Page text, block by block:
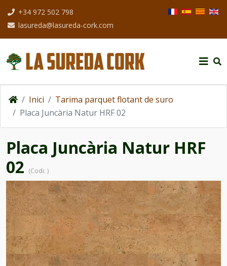
+34 972 502 798
lasureda@lasureda-cork.com
Seleccioni el seu
Inici
Tarima parquet flotant de suro
Placa Juncària Natur HRF 02
Placa Juncària Natur HRF
02 (Codi: )